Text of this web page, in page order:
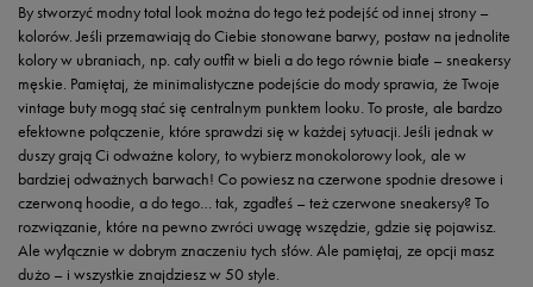
By stworzyć modny total look można do tego też podejść od innej strony –
kolorów. Jeśli przemawiają do Ciebie stonowane barwy, postaw na jednolite
kolory w ubraniach, np. cały outfit w bieli a do tego równie białe – sneakersy
męskie. Pamiętaj, że minimalistyczne podejście do mody sprawia, że Twoje
vintage buty mogą stać się centralnym punktem looku. To proste, ale bardzo
efektowne połączenie, które sprawdzi się w każdej sytuacji. Jeśli jednak w
duszy grają Ci odważne kolory, to wybierz monokolorowy look, ale w
bardziej odważnych barwach! Co powiesz na czerwone spodnie dresowe i
czerwoną hoodie, a do tego… tak, zgadłeś – też czerwone sneakersy? To
rozwiązanie, które na pewno zwróci uwagę wszędzie, gdzie się pojawisz.
Ale wyłącznie w dobrym znaczeniu tych słów. Ale pamiętaj, ze opcji masz
dużo – i wszystkie znajdziesz w 50 style.